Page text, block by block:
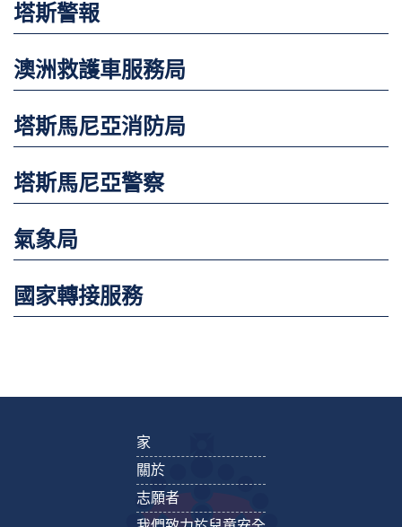
塔斯警報
澳洲救護車服務局
塔斯馬尼亞消防局
塔斯馬尼亞警察
氣象局
國家轉接服務
家
關於
志願者